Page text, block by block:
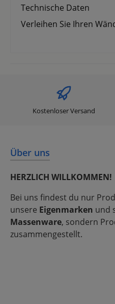
Technische Daten
Verleihen Sie Ihren
Kostenloser Versand
Über uns
HERZLICH WILLKOMMEN!
Bei uns findest du nur
unsere Eigenmarken und
Massenware, sondern
zusammengestellt.